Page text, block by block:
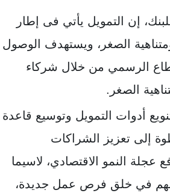
إن التمويل يأتي فى إطار
الصغر، ويستهدف الوصول
الرسمي من خلال شركاء
الصغر.
أدوات التمويل وتوسيع قاعدة
إلى تعزيز الشراكات
عجلة النمو الاقتصادي، لاسيما
في خلق فرص عمل جديدة،